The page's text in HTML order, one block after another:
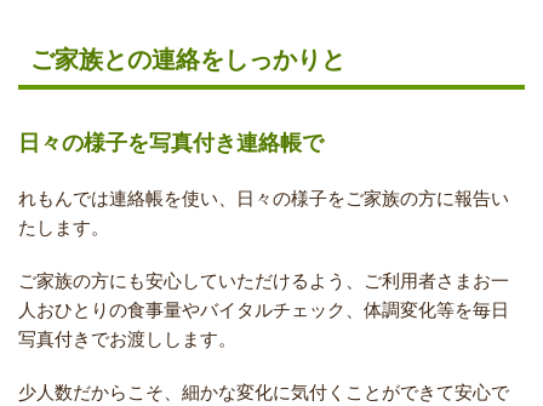
ご家族との連絡をしっかりと
日々の様子を写真付き連絡帳で
れもんでは連絡帳を使い、日々の様子をご家族の方に報告い
たします。
ご家族の方にも安心していただけるよう、ご利用者さまお一
人おひとりの食事量やバイタルチェック、体調変化等を毎日
写真付きでお渡しします。
少人数だからこそ、細かな変化に気付くことができて安心で